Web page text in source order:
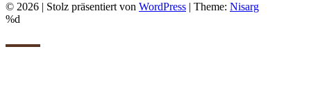
© 2026 | Stolz präsentiert von WordPress | Theme: Nisarg
%d